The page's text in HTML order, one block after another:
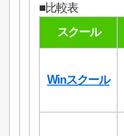
■比較表
スクール
Winスクール